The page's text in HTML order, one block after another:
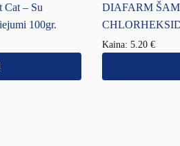
Cat – Su
100gr.
DIAFARM
Kaina: 5.20 €